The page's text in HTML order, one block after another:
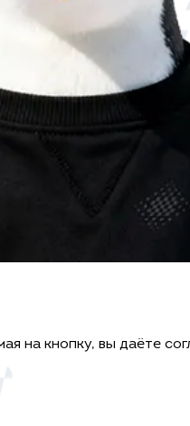
на кнопку, вы даёте